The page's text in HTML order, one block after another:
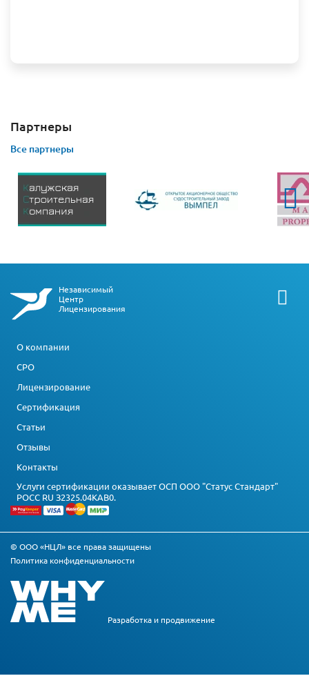
Партнеры
Все партнеры
Независимый
Центр
Лицензирования
О компании
СРО
Лицензирование
Сертификация
Статьи
Отзывы
Контакты
Услуги сертификации оказывает ОСП ООО "Статус Стандарт"
РОСС RU З2325.04КАВ0.
© ООО «НЦЛ» все права защищены
Политика конфиденциальности
Разработка и продвижение